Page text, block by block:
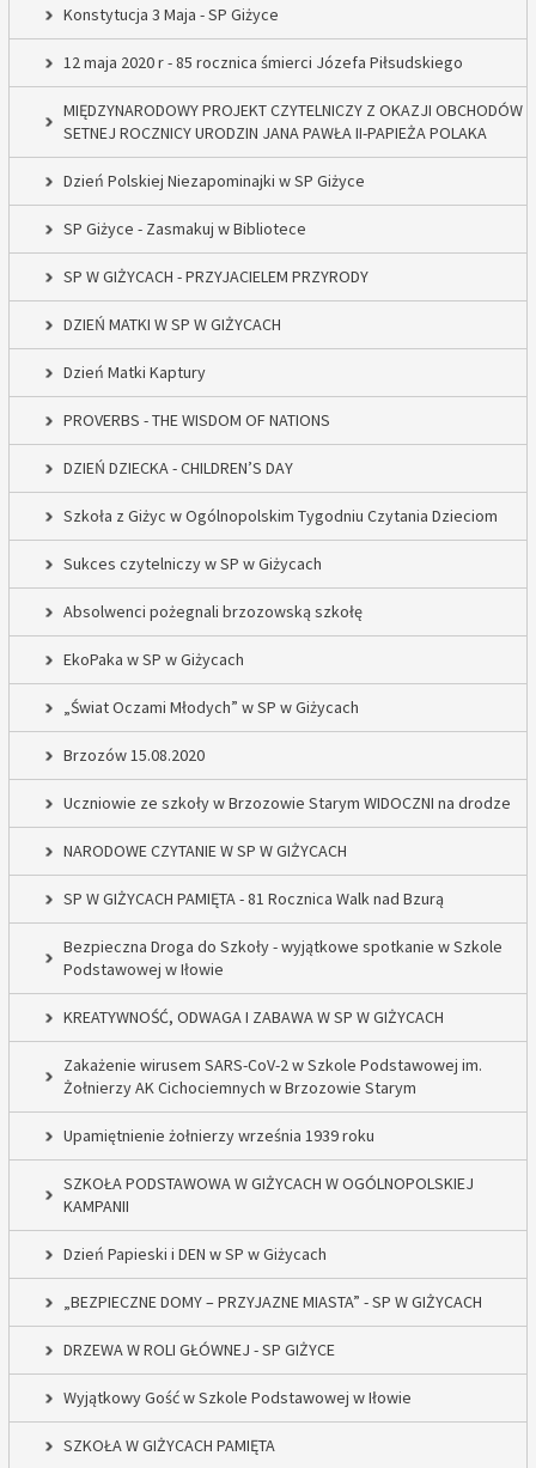
Konstytucja 3 Maja - SP Giżyce
12 maja 2020 r - 85 rocznica śmierci Józefa Piłsudskiego
MIĘDZYNARODOWY PROJEKT CZYTELNICZY Z OKAZJI OBCHODÓW
SETNEJ ROCZNICY URODZIN JANA PAWŁA II-PAPIEŻA POLAKA
Dzień Polskiej Niezapominajki w SP Giżyce
SP Giżyce - Zasmakuj w Bibliotece
SP W GIŻYCACH - PRZYJACIELEM PRZYRODY
DZIEŃ MATKI W SP W GIŻYCACH
Dzień Matki Kaptury
PROVERBS - THE WISDOM OF NATIONS
DZIEŃ DZIECKA - CHILDREN’S DAY
Szkoła z Giżyc w Ogólnopolskim Tygodniu Czytania Dzieciom
Sukces czytelniczy w SP w Giżycach
Absolwenci pożegnali brzozowską szkołę
EkoPaka w SP w Giżycach
„Świat Oczami Młodych” w SP w Giżycach
Brzozów 15.08.2020
Uczniowie ze szkoły w Brzozowie Starym WIDOCZNI na drodze
NARODOWE CZYTANIE W SP W GIŻYCACH
SP W GIŻYCACH PAMIĘTA - 81 Rocznica Walk nad Bzurą
Bezpieczna Droga do Szkoły - wyjątkowe spotkanie w Szkole
Podstawowej w Iłowie
KREATYWNOŚĆ, ODWAGA I ZABAWA W SP W GIŻYCACH
Zakażenie wirusem SARS-CoV-2 w Szkole Podstawowej im.
Żołnierzy AK Cichociemnych w Brzozowie Starym
Upamiętnienie żołnierzy września 1939 roku
SZKOŁA PODSTAWOWA W GIŻYCACH W OGÓLNOPOLSKIEJ
KAMPANII
Dzień Papieski i DEN w SP w Giżycach
„BEZPIECZNE DOMY – PRZYJAZNE MIASTA” - SP W GIŻYCACH
DRZEWA W ROLI GŁÓWNEJ - SP GIŻYCE
Wyjątkowy Gość w Szkole Podstawowej w Iłowie
SZKOŁA W GIŻYCACH PAMIĘTA